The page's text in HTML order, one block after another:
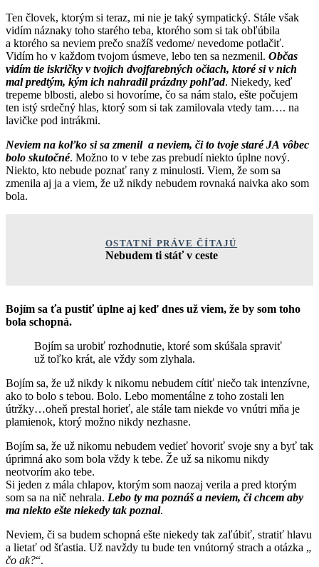
Ten človek, ktorým si teraz, mi nie je taký sympatický. Stále však
vidím náznaky toho starého teba, ktorého som si tak obľúbila
a ktorého sa neviem prečo snažíš vedome/ nevedome potlačiť.
Vidím ho v každom tvojom úsmeve, lebo ten sa nezmenil. Občas
vidím tie iskričky v tvojich dvojfarebných očiach, ktoré si v nich
mal predtým, kým ich nahradil prázdny pohľad. Niekedy, keď
trepeme blbosti, alebo si hovoríme, čo sa nám stalo, ešte počujem
ten istý srdečný hlas, ktorý som si tak zamilovala vtedy tam…. na
lavičke pod intrákmi.
Neviem na koľko si sa zmenil a neviem, či to tvoje staré JA vôbec
bolo skutočné. Možno to v tebe zas prebudí niekto úplne nový.
Niekto, kto nebude poznať rany z minulosti. Viem, že som sa
zmenila aj ja a viem, že už nikdy nebudem rovnaká naivka ako som
bola.
OSTATNÍ PRÁVE ČÍTAJÚ
Nebudem ti stáť v ceste
Bojím sa ťa pustiť úplne aj keď dnes už viem, že by som toho
bola schopná.
Bojím sa urobiť rozhodnutie, ktoré som skúšala spraviť
už toľko krát, ale vždy som zlyhala.
Bojím sa, že už nikdy k nikomu nebudem cítiť niečo tak intenzívne,
ako to bolo s tebou. Bolo. Lebo momentálne z toho zostali len
útržky…oheň prestal horieť, ale stále tam niekde vo vnútri mňa je
plamienok, ktorý možno nikdy nezhasne.
Bojím sa, že už nikomu nebudem vedieť hovoriť svoje sny a byť tak
úprimná ako som bola vždy k tebe. Že už sa nikomu nikdy
neotvorím ako tebe.
Si jeden z mála chlapov, ktorým som naozaj verila a pred ktorým
som sa na nič nehrala. Lebo ty ma poznáš a neviem, či chcem aby
ma niekto ešte niekedy tak poznal.
Neviem, či sa budem schopná ešte niekedy tak zaľúbiť, stratiť hlavu
a lietať od šťastia. Už navždy tu bude ten vnútorný strach a otázka „
čo ak?“.